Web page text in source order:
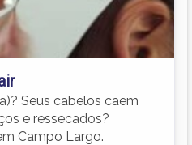
Seus cabelos caem
e ressecados?
Campo Largo.